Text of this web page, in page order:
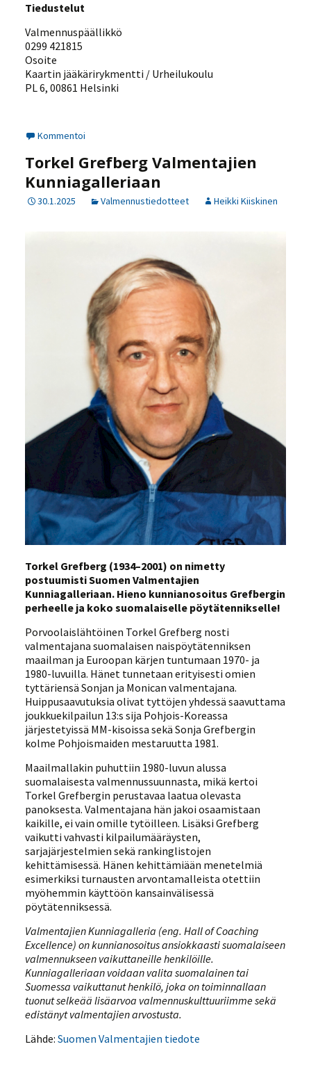
Tiedustelut
Valmennuspäällikkö
0299 421815
Osoite
Kaartin jääkärirykmentti / Urheilukoulu
PL 6, 00861 Helsinki
Kommentoi
Torkel Grefberg Valmentajien
Kunniagalleriaan
30.1.2025 Valmennustiedotteet Heikki Kiiskinen
Torkel Grefberg (1934–2001) on nimetty
postuumisti Suomen Valmentajien
Kunniagalleriaan. Hieno kunnianosoitus Grefbergin
perheelle ja koko suomalaiselle pöytätennikselle!
Porvoolaislähtöinen Torkel Grefberg nosti
valmentajana suomalaisen naispöytätenniksen
maailman ja Euroopan kärjen tuntumaan 1970- ja
1980-luvuilla. Hänet tunnetaan erityisesti omien
tyttäriensä Sonjan ja Monican valmentajana.
Huippusaavutuksia olivat tyttöjen yhdessä saavuttama
joukkuekilpailun 13:s sija Pohjois-Koreassa
järjestetyissä MM-kisoissa sekä Sonja Grefbergin
kolme Pohjoismaiden mestaruutta 1981.
Maailmallakin puhuttiin 1980-luvun alussa
suomalaisesta valmennussuunnasta, mikä kertoi
Torkel Grefbergin perustavaa laatua olevasta
panoksesta. Valmentajana hän jakoi osaamistaan
kaikille, ei vain omille tytöilleen. Lisäksi Grefberg
vaikutti vahvasti kilpailumääräysten,
sarjajärjestelmien sekä rankinglistojen
kehittämisessä. Hänen kehittämiään menetelmiä
esimerkiksi turnausten arvontamalleista otettiin
myöhemmin käyttöön kansainvälisessä
pöytätenniksessä.
Valmentajien Kunniagalleria (eng. Hall of Coaching
Excellence) on kunnianosoitus ansiokkaasti suomalaiseen
valmennukseen vaikuttaneille henkilöille.
Kunniagalleriaan voidaan valita suomalainen tai
Suomessa vaikuttanut henkilö, joka on toiminnallaan
tuonut selkeää lisäarvoa valmennuskulttuuriimme sekä
edistänyt valmentajien arvostusta.
Lähde:Suomen Valmentajien tiedote